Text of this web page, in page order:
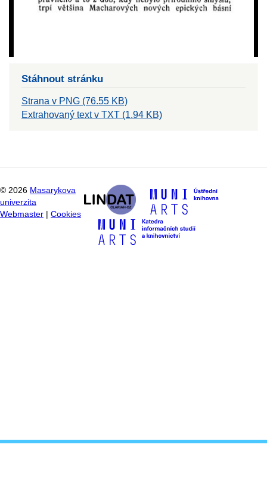
Stáhnout stránku
Strana v PNG (76.55 KB)
Extrahovaný text v TXT (1.94 KB)
© 2026 Masarykova
univerzita
Webmaster
Cookies